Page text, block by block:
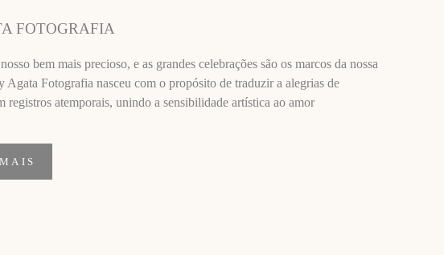
FOTOGRAFIA
bem mais precioso, e as grandes celebrações são os marcos da nossa
Agata Fotografia nasceu com o propósito de traduzir a alegrias de
registros atemporais, unindo a sensibilidade artística ao amor